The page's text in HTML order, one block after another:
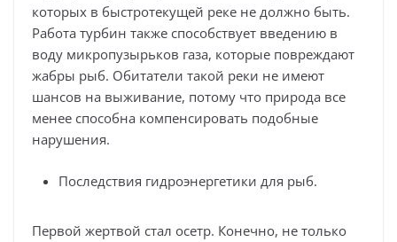
которых в быстротекущей реке не должно быть.
Работа турбин также способствует введению в
воду микропузырьков газа, которые повреждают
жабры рыб. Обитатели такой реки не имеют
шансов на выживание, потому что природа все
менее способна компенсировать подобные
нарушения.
Последствия гидроэнергетики для рыб.
Первой жертвой стал осетр. Конечно, не только